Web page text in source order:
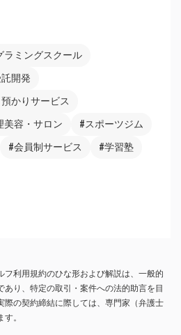
ラミングスクール
開発
かりサービス
美容・サロン #スポーツジム
#会員制サービス #学習塾
フ利用規約のひな形および解説は、一般的
り、特定の取引・案件への法的助言を目
際の契約締結に際しては、専門家（弁護士
。